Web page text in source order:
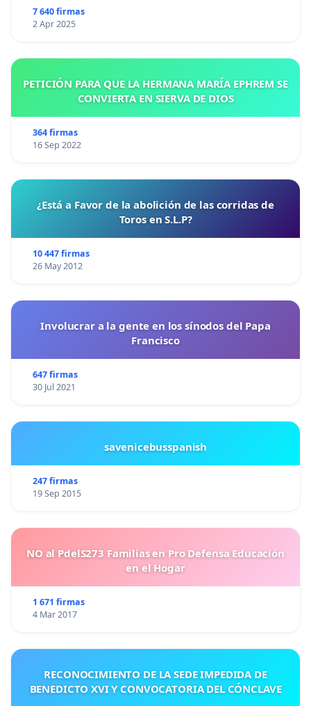
7 640 firmas
2 Apr 2025
PETICIÓN PARA QUE LA HERMANA MARÍA EPHREM SE
CONVIERTA EN SIERVA DE DIOS
364 firmas
16 Sep 2022
¿Está a Favor de la abolición de las corridas de
Toros en S.L.P?
10 447 firmas
26 May 2012
Involucrar a la gente en los sínodos del Papa
Francisco
647 firmas
30 Jul 2021
savenicebusspanish
247 firmas
19 Sep 2015
NO al PdelS273 Familias en Pro Defensa Educación
en el Hogar
1 671 firmas
4 Mar 2017
RECONOCIMIENTO DE LA SEDE IMPEDIDA DE
BENEDICTO XVI Y CONVOCATORIA DEL CÓNCLAVE